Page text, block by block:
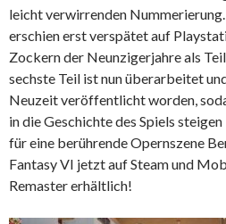
leicht verwirrenden
erschien erst verspätet auf
Zockern der Neunzigerjahre als
sechste Teil ist nun überarbeitet
Neuzeit veröffentlicht worden,
in die Geschichte des Spiels
für eine berührende Opernszene
Fantasy VI jetzt auf Steam und
Remaster erhältlich!